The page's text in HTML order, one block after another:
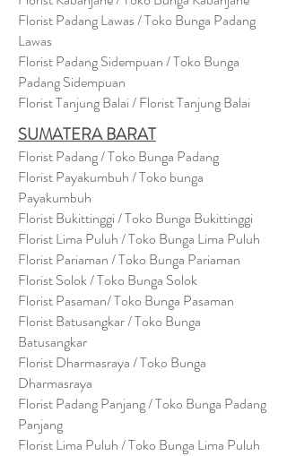
Florist Padang Lawas / Toko Bunga Padang
Lawas
Florist Padang Sidempuan / Toko Bunga
Padang Sidempuan
Florist Tanjung Balai / Florist Tanjung Balai
SUMATERA BARAT
Florist Padang / Toko Bunga Padang
Florist Payakumbuh / Toko bunga
Payakumbuh
Florist Bukittinggi / Toko Bunga Bukittinggi
Florist Lima Puluh / Toko Bunga Lima Puluh
Florist Pariaman / Toko Bunga Pariaman
Florist Solok / Toko Bunga Solok
Florist Pasaman/ Toko Bunga Pasaman
Florist Batusangkar / Toko Bunga
Batusangkar
Florist Dharmasraya / Toko Bunga
Dharmasraya
Florist Padang Panjang / Toko Bunga Padang
Panjang
Florist Lima Puluh / Toko Bunga Lima Puluh